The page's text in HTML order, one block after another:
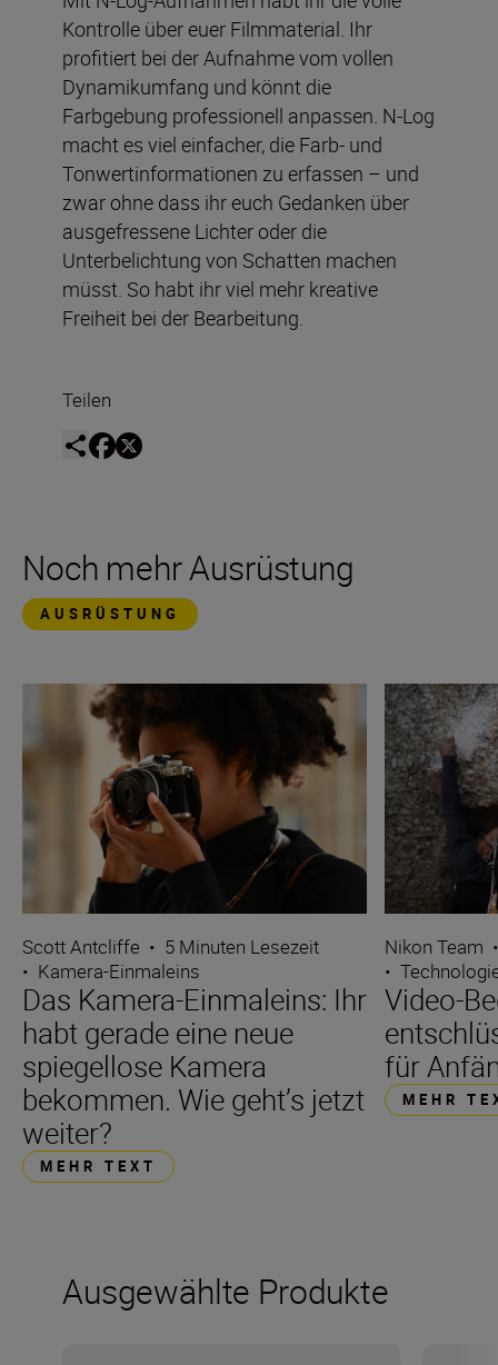
Kontrolle über euer Filmmaterial. Ihr
profitiert bei der Aufnahme vom vollen
Dynamikumfang und könnt die
Farbgebung professionell anpassen. N-Log
macht es viel einfacher, die Farb- und
Tonwertinformationen zu erfassen – und
zwar ohne dass ihr euch Gedanken über
ausgefressene Lichter oder die
Unterbelichtung von Schatten machen
müsst. So habt ihr viel mehr kreative
Freiheit bei der Bearbeitung.
Teilen
Noch mehr Ausrüstung
AUSRÜSTUNG
Scott Antcliffe • 5 Minuten Lesezeit
• Kamera-Einmaleins
Das Kamera-Einmaleins: Ihr
habt gerade eine neue
spiegellose Kamera
bekommen. Wie geht’s jetzt
weiter?
MEHR TEXT
Nikon Team
•
Video-
für
MEHR
Ausgewählte Produkte